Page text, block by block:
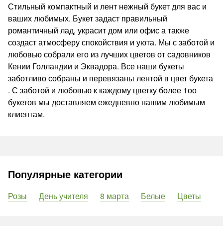
Стильный компактный и лент нежный букет для вас и
ваших любимых. Букет задаст правильный
романтичный лад, украсит дом или офис а также
создаст атмосферу спокойствия и уюта. Мы с заботой и
любовью собрали его из лучших цветов от садовников
Кении Голландии и Эквадора. Все наши букеты
заботливо собраны и перевязаны лентой в цвет букета
. С заботой и любовью к каждому цветку более 1оо
букетов мы доставляем ежедневно нашим любимым
клиентам.
Популярные категории
Розы День учителя 8 марта Белые Цветы